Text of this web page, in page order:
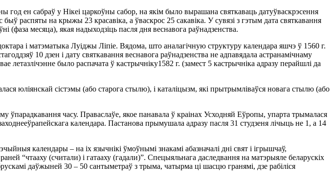
ен сабраў у Нiкеi царкоўны сабор, на якiм было вырашана святкаваць датуўваскрэсення
распяты на крыжы 23 красавiка, а ўваскрос 25 сакавiка. У сувязi з гэтым дата святкавання
месяца), якая надыходзiць пасля дня веснавога раўнадзенства.
i матэматыка Луiджы Лiпiе. Вядома, што аналагiчную структуру календара яшчэ ў 1560 г.
10 дзен i дату святкавання веснавога раўнадзенства не адпавядала астранамiчнаму
было распачата ў кастрычнiку1582 г. (замест 5 кастрычнiка адразу перайшлi да
юлiянскай сiстэмы (або старога стылю), i каталiцызм, якi прытрымлiваўся новага стылю (або
часу. Праваслаўе, якое панавала ў краiнах Усходняй Еўропы, упарта трымалася
календара. Пастанова прымушала адразу пасля 31 студзеня лiчыць не 1, а 14
календары – на iх язычнiкi ўмоўнымi знакамi абазначалi днi свят i iгрышчаў,
“чтааху (считали) i гатааху (гадали)”. Спецыяльнага даследвання на матэрыяле беларускiх
даўжыней 30 – 50 сантыметраў з трыма, чатырма цi шасцю гранямi, дзе рабiлiся